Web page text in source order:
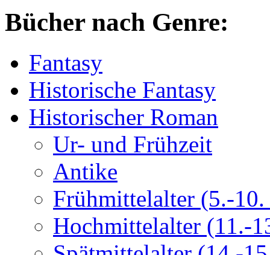
Bücher nach Genre:
Fantasy
Historische Fantasy
Historischer Roman
Ur- und Frühzeit
Antike
Frühmittelalter (5.-10.
Hochmittelalter (11.-